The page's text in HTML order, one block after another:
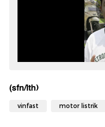
(sfn/lth)
vinfast motor listrik